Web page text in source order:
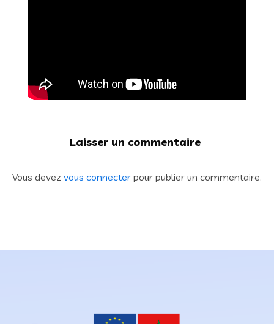
Laisser un commentaire
Vous devez vous connecter pour publier un commentaire.